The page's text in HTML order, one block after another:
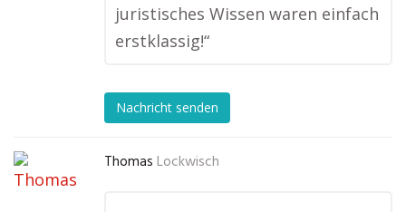
juristisches Wissen waren einfach
erstklassig!“
Nachricht senden
Thomas Lockwisch